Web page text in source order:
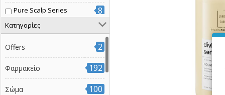
Pure Scalp Series 8
Radiant Color Series 7
Volume Boost Series 3
Βαμμένα μαλλιά 7
Διάφοροι τύποι μαλλιών 14
Έξτρα όγκος
Κατηγορίες
Offers 2
Φαρμακείο 192
Σώμα 100